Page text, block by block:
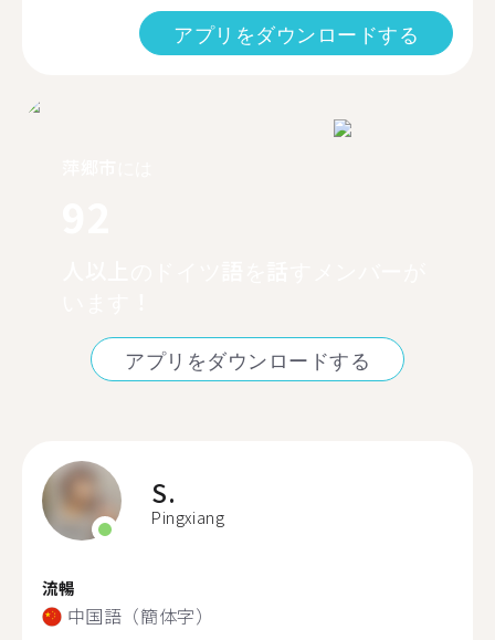
アプリをダウンロードする
アプリをダウンロードする
S.
Pingxiang
流暢
中国語（簡体字）